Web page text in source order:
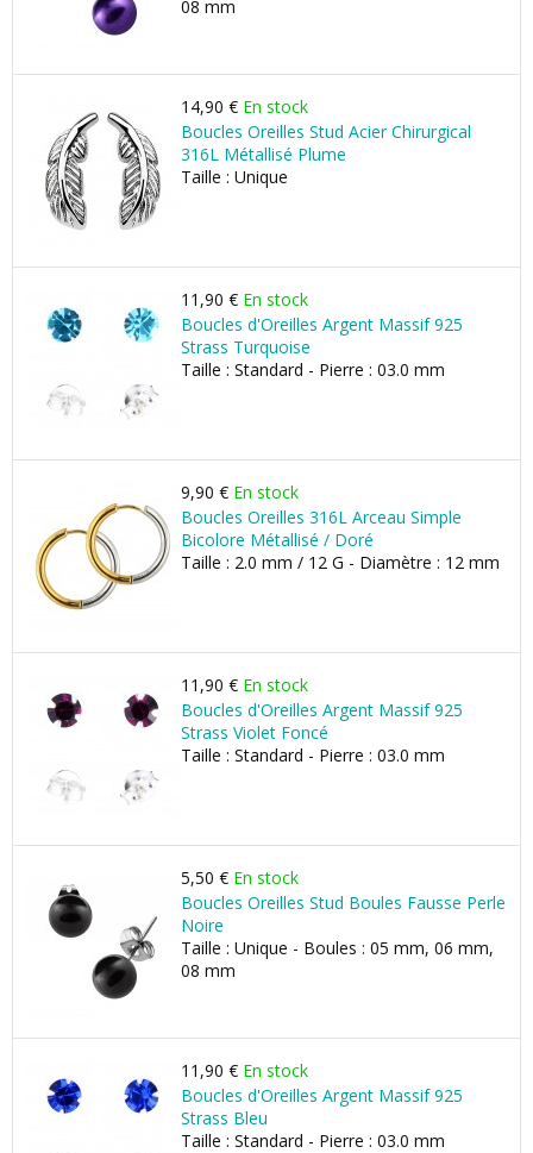
08 mm
14,90 € En stock
Boucles Oreilles Stud Acier Chirurgical
316L Métallisé Plume
Taille : Unique
11,90 € En stock
Boucles d'Oreilles Argent Massif 925
Strass Turquoise
Taille : Standard - Pierre : 03.0 mm
9,90 € En stock
Boucles Oreilles 316L Arceau Simple
Bicolore Métallisé / Doré
Taille : 2.0 mm / 12 G - Diamètre : 12 mm
11,90 € En stock
Boucles d'Oreilles Argent Massif 925
Strass Violet Foncé
Taille : Standard - Pierre : 03.0 mm
5,50 € En stock
Boucles Oreilles Stud Boules Fausse Perle
Noire
Taille : Unique - Boules : 05 mm, 06 mm,
08 mm
11,90 € En stock
Boucles d'Oreilles Argent Massif 925
Strass Bleu
Taille : Standard - Pierre : 03.0 mm